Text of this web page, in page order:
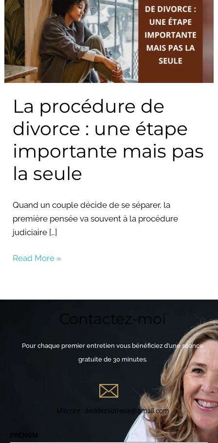
La procédure de
divorce : une étape
importante mais pas
la seule
Quand un couple décide de se séparer, la
première pensée va souvent à la procédure
judiciaire […]
procédure
de
divorce
:
une
étape
importante
mais
pas
la
Read More »
Contactez-moi
Pour chaque premier entretien vous bénéficiez d’une séance
gratuite de 30 minutes.
M'écrire : decidezvotrevie@gmail.com
PRÉNOM